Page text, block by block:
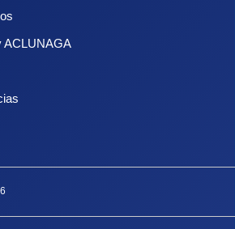
ACLUNAGA